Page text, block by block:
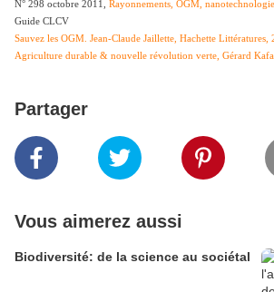
N° 298 octobre 2011, Rayonnements, OGM,
Guide CLCV
Sauvez les OGM. Jean-Claude Jaillette, Hachette Littératures,
Agriculture durable & nouvelle révolution verte, Gérard
Partager
Vous aimerez aussi
Biodiversité: de la science au sociétal